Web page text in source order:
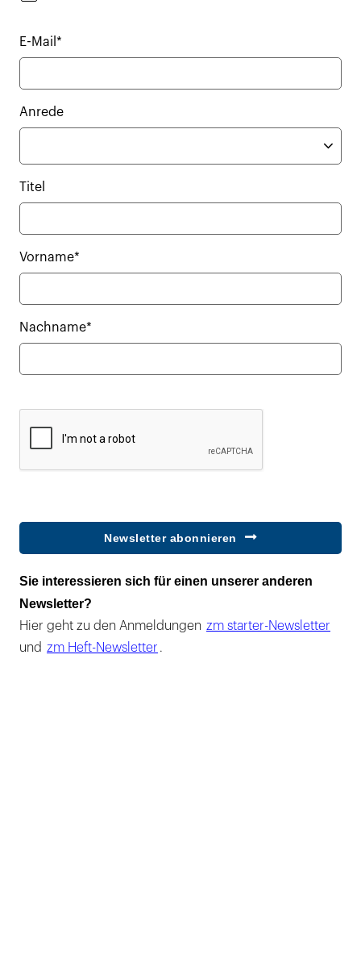
E-Mail*
Anrede
Titel
Vorname*
Nachname*
Newsletter abonnieren
Sie interessieren sich für einen unserer anderen
Newsletter?
Hier geht zu den Anmeldungen zm starter-Newsletter
und zm Heft-Newsletter .